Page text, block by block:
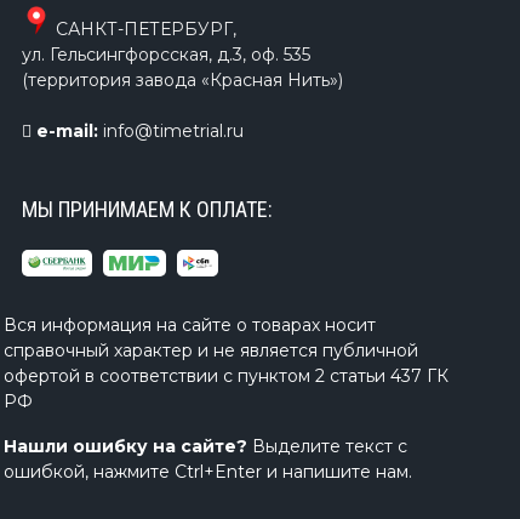
САНКТ-ПЕТЕРБУРГ,
ул. Гельсингфорсская, д.3, оф. 535
(территория завода «Красная Нить»)
e-mail: info@timetrial.ru
МЫ ПРИНИМАЕМ К ОПЛАТЕ:
Вся информация на сайте о товарах носит
справочный характер и не является публичной
офертой в соответствии с пунктом 2 статьи 437 ГК
РФ
Нашли ошибку на сайте? Выделите текст с
ошибкой, нажмите Ctrl+Enter и напишите нам.